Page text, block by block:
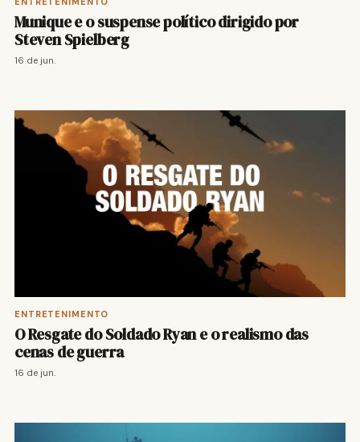
Munique e o suspense político dirigido por
Steven Spielberg
16 de jun.
ENTRETENIMENTO
O Resgate do Soldado Ryan e o realismo das
cenas de guerra
16 de jun.